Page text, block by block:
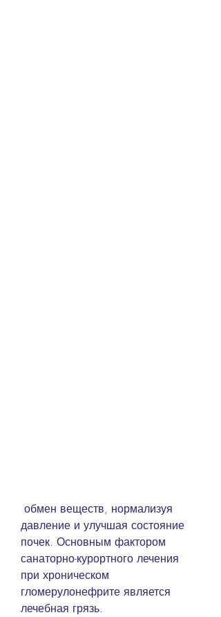
давление и улучшая состояние
почек. Основным фактором
санаторно-курортного лечения
при хроническом
гломерулонефрите является
лечебная грязь.